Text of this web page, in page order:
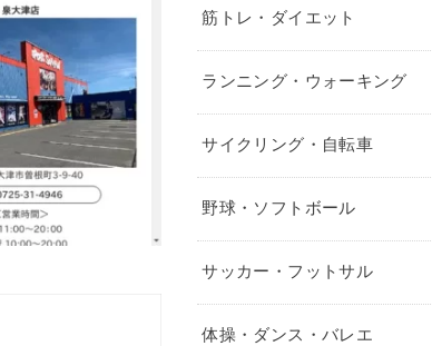
筋トレ・ダイエット
ランニング・ウォーキング
サイクリング・自転車
野球・ソフトボール
サッカー・フットサル
体操・ダンス・バレエ